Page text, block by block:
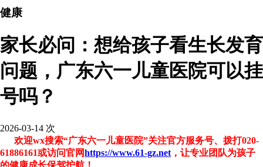
健康
家长必问：想给孩子看生长发育
问题，广东六一儿童医院可以挂
号吗？
2026-03-14 次
欢迎wx搜索“广东六一儿童医院”关注官方服务号、拨打020-
61886161或访问官网https://www.61-gz.net ，让专业团队为孩子
的健康成长保驾护航！